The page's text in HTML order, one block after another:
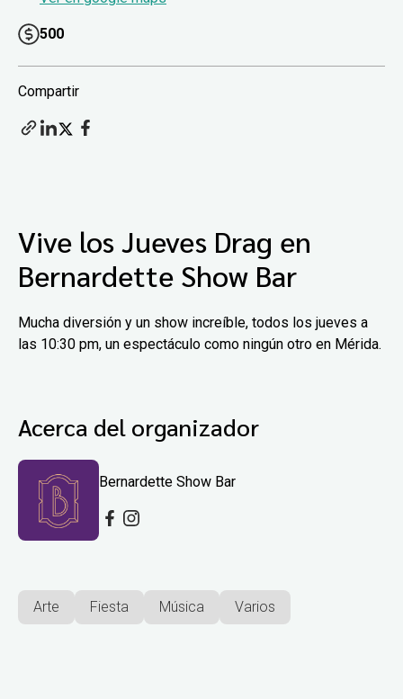
500
Compartir
Vive los Jueves Drag en
Bernardette Show Bar
Mucha diversión y un show increíble, todos los jueves a
las 10:30 pm, un espectáculo como ningún otro en Mérida.
Acerca del organizador
Bernardette Show Bar
Arte Fiesta Música Varios